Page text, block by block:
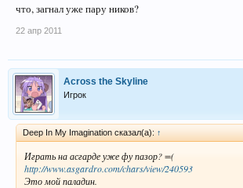
что, загнал уже пару ников?
22 апр 2011
Across the Skyline
Игрок
Deep In My Imagination сказал(а): ↑
Играть на асгарде уже фу пазор? =(
http://www.asgardro.com/chars/view/240593
Это мой паладин.